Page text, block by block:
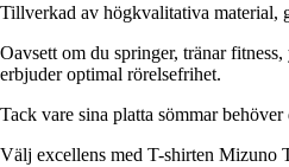
Tillverkad av högkvalitativa material,
Oavsett om du springer, tränar
erbjuder optimal rörelsefrihet.
Tack vare sina platta sömmar
Välj excellens med T-shirten Mizuno